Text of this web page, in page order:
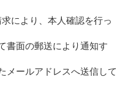
により、本人確認を行っ
書面の郵送により通知す
メールアドレスへ送信して